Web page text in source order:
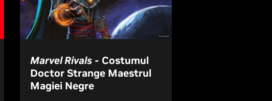
Marvel Rivals- Costumul
Doctor Strange Maestrul
Magiei Negre